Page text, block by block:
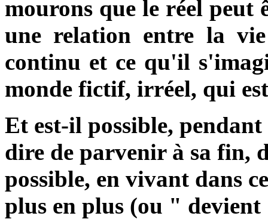
mourons que le réel peut
une relation entre la
continu et ce qu'il
monde fictif, irréel, qui
Et est-il possible,
dire de parvenir à sa fin,
possible, en vivant dans
plus en plus (ou "